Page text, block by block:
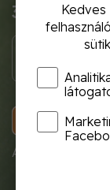
3 405 Ft
A termék
Kedves